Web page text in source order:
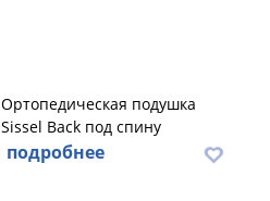
Ортопедическая подушка
Sissel Back под спину
подробнее